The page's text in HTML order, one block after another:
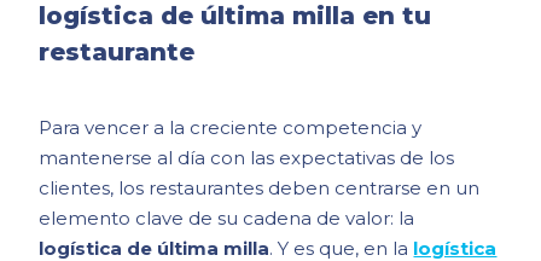
logística de última milla en tu
restaurante
Para vencer a la creciente competencia y
mantenerse al día con las expectativas de los
clientes, los restaurantes deben centrarse en un
elemento clave de su cadena de valor: la
logística de última milla. Y es que, en la logística